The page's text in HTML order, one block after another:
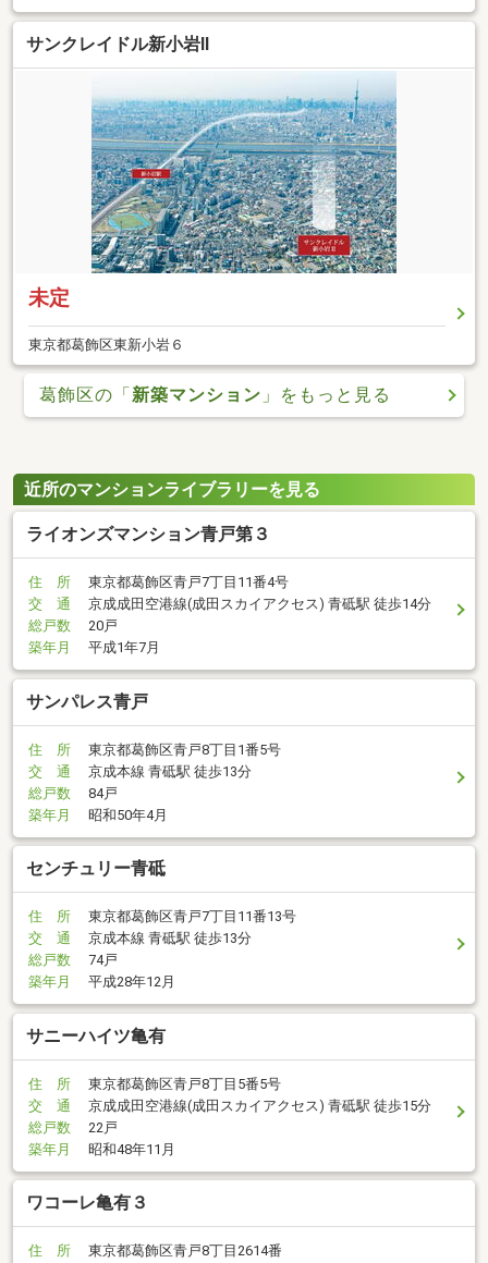
サンクレイドル新小岩II
未定
東京都葛飾区東新小岩６
葛飾区の「 新築マンション 」をもっと見る
近所のマンションライブラリーを見る
ライオンズマンション青戸第３
住 所
東京都葛飾区青戸7丁目11番4号
交 通
京成成田空港線(成田スカイアクセス) 青砥駅 徒歩14分
総戸数
20戸
築年月
平成1年7月
サンパレス青戸
住 所
東京都葛飾区青戸8丁目1番5号
交 通
京成本線 青砥駅 徒歩13分
総戸数
84戸
築年月
昭和50年4月
センチュリー青砥
住 所
東京都葛飾区青戸7丁目11番13号
交 通
京成本線 青砥駅 徒歩13分
総戸数
74戸
築年月
平成28年12月
サニーハイツ亀有
住 所
東京都葛飾区青戸8丁目5番5号
交 通
京成成田空港線(成田スカイアクセス) 青砥駅 徒歩15分
総戸数
22戸
築年月
昭和48年11月
ワコーレ亀有３
住 所
東京都葛飾区青戸8丁目2614番